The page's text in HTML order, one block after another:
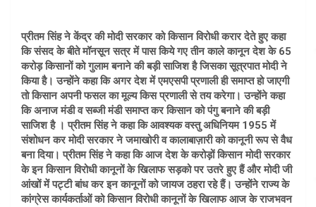
प्रीतम सिंह ने केंद्र की मोदी सरकार को किसान विरोधी करार देते हुए कहा
कि संसद के बीते मॉनसून सत्र में पास किये गए तीन काले कानून देश के 65
करोड़ किसानों को गुलाम बनाने की बड़ी साजिश है जिसका सूत्रपात मोदी ने
किया है। उन्होंने कहा कि अगर देश में एमएसपी प्रणाली ही समाप्त हो जाएगी
तो किसान अपनी फसल का मूल्य किस प्रणाली से तय करेगा। उन्होंने कहा
कि अनाज मंडी व सब्जी मंडी समाप्त कर किसान को पंगु बनाने की बड़ी
साजिश है । प्रीतम सिंह ने कहा कि आवश्यक वस्तु अधिनियम 1955 में
संशोधन कर मोदी सरकार ने जमाखोरी व कालाबाज़ारी को कानूनी रूप से वैध
बना दिया। प्रीतम सिंह ने कहा कि आज देश के करोड़ों किसान मोदी सरकार
के इन किसान विरोधी कानूनों के खिलाफ सड़को पर उतरे हुए हैं और मोदी जी
आंखों में पट्टी बांध कर इन कानूनों को जायज ठहरा रहे हैं। उन्होंने राज्य के
कांग्रेस कार्यकर्ताओं को किसान विरोधी कानूनों के खिलाफ आज के राजभवन